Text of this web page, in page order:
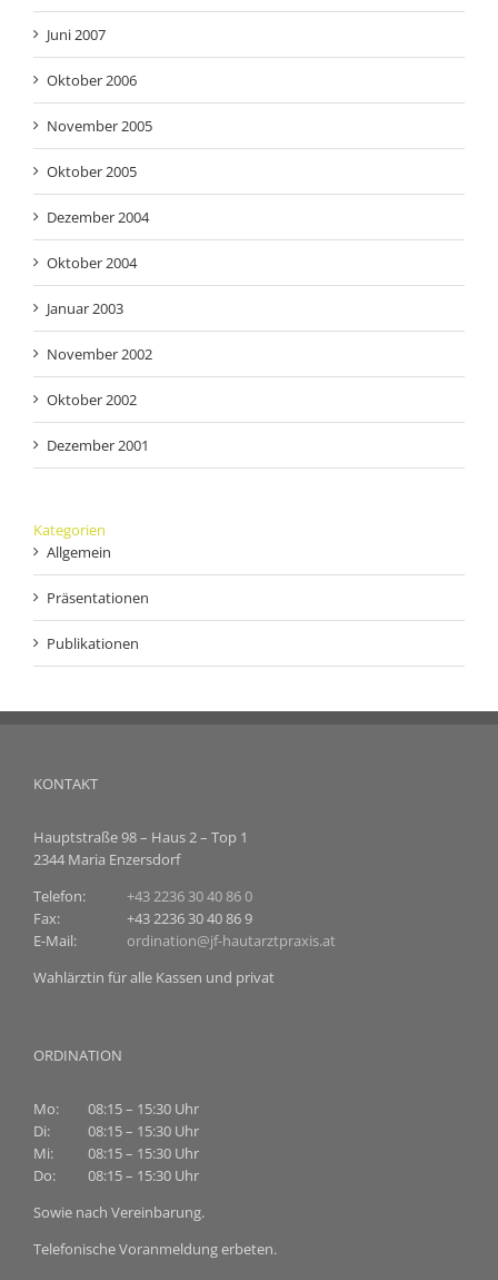
Juni 2007
Oktober 2006
November 2005
Oktober 2005
Dezember 2004
Oktober 2004
Januar 2003
November 2002
Oktober 2002
Dezember 2001
Kategorien
Allgemein
Präsentationen
Publikationen
KONTAKT
Hauptstraße 98 – Haus 2 – Top 1
2344 Maria Enzersdorf
Telefon:
Fax:
E-Mail:
+43 2236 30 40 86 0
+43 2236 30 40 86 9
ordination@jf-hautarztpraxis.at
Wahlärztin für alle Kassen und privat
ORDINATION
Mo:
Di:
Mi:
Do:
08:15 – 15:30 Uhr
08:15 – 15:30 Uhr
08:15 – 15:30 Uhr
08:15 – 15:30 Uhr
Sowie nach Vereinbarung.
Telefonische Voranmeldung erbeten.